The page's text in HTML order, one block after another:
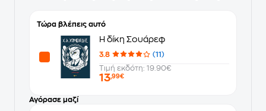
Τώρα βλέπεις αυτό
Η δίκη Σουάρεφ
3.8
(11)
Τιμή εκδότη: 19.90€
13,99€
Αγόρασε μαζί